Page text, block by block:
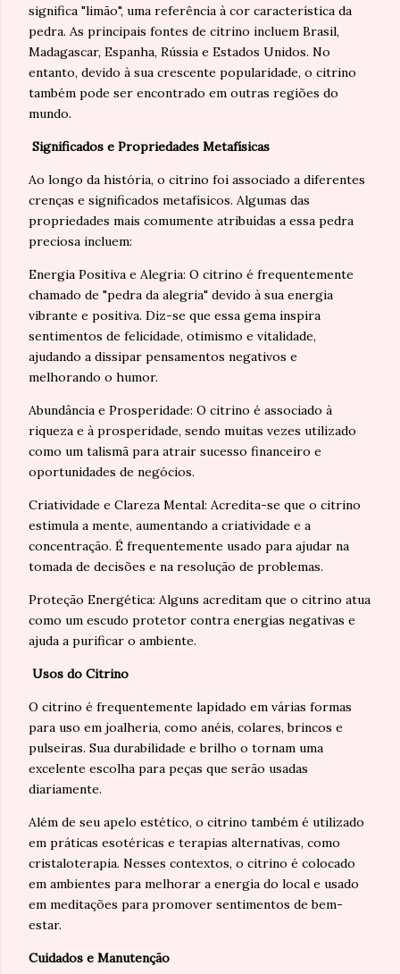
significa "limão", uma referência à cor característica da
pedra. As principais fontes de citrino incluem Brasil,
Madagascar, Espanha, Rússia e Estados Unidos. No
entanto, devido à sua crescente popularidade, o citrino
também pode ser encontrado em outras regiões do
mundo.
Significados e Propriedades Metafísicas
Ao longo da história, o citrino foi associado a diferentes
crenças e significados metafísicos. Algumas das
propriedades mais comumente atribuídas a essa pedra
preciosa incluem:
Energia Positiva e Alegria: O citrino é frequentemente
chamado de "pedra da alegria" devido à sua energia
vibrante e positiva. Diz-se que essa gema inspira
sentimentos de felicidade, otimismo e vitalidade,
ajudando a dissipar pensamentos negativos e
melhorando o humor.
Abundância e Prosperidade: O citrino é associado à
riqueza e à prosperidade, sendo muitas vezes utilizado
como um talismã para atrair sucesso financeiro e
oportunidades de negócios.
Criatividade e Clareza Mental: Acredita-se que o citrino
estimula a mente, aumentando a criatividade e a
concentração. É frequentemente usado para ajudar na
tomada de decisões e na resolução de problemas.
Proteção Energética: Alguns acreditam que o citrino atua
como um escudo protetor contra energias negativas e
ajuda a purificar o ambiente.
Usos do Citrino
O citrino é frequentemente lapidado em várias formas
para uso em joalheria, como anéis, colares, brincos e
pulseiras. Sua durabilidade e brilho o tornam uma
excelente escolha para peças que serão usadas
diariamente.
Além de seu apelo estético, o citrino também é utilizado
em práticas esotéricas e terapias alternativas, como
cristaloterapia. Nesses contextos, o citrino é colocado
em ambientes para melhorar a energia do local e usado
em meditações para promover sentimentos de bem-
estar.
Cuidados e Manutenção